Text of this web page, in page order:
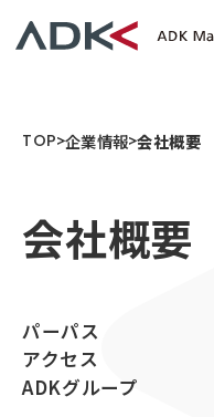
ホーム
企業情報
アクセス
メッセージ
ADKグループ
事業情報
事業VISION
TOP 企業情報 会社概要
会社概要
パーパス
アクセス
ADKグループ